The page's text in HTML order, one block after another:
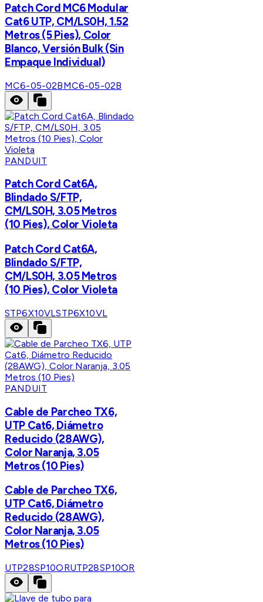
Patch Cord MC6 Modular
Cat6 UTP, CM/LS0H, 1.52
Metros (5 Pies), Color
Blanco, Versión Bulk (Sin
Empaque Individual)
MC6-05-02BMC6-05-02B
PANDUIT
Patch Cord Cat6A,
Blindado S/FTP,
CM/LS0H, 3.05 Metros
(10 Pies), Color Violeta
Patch Cord Cat6A,
Blindado S/FTP,
CM/LS0H, 3.05 Metros
(10 Pies), Color Violeta
STP6X10VLSTP6X10VL
PANDUIT
Cable de Parcheo TX6,
UTP Cat6, Diámetro
Reducido (28AWG),
Color Naranja, 3.05
Metros (10 Pies)
Cable de Parcheo TX6,
UTP Cat6, Diámetro
Reducido (28AWG),
Color Naranja, 3.05
Metros (10 Pies)
UTP28SP10ORUTP28SP10OR